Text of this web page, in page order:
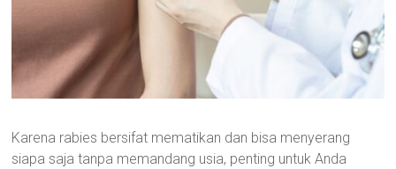
Karena rabies bersifat mematikan dan bisa menyerang
siapa saja tanpa memandang usia, penting untuk Anda